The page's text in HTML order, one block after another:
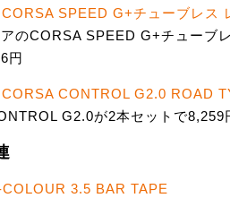
SPEED G+チューブレス
のCORSA SPEED G+チューブ
円
CONTROL G2.0 ROAD
G2.0が2本セットで8,259
3.5 BAR TAPE